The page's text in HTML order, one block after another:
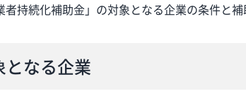
者持続化補助金」の対象となる企業の条件と補
なる企業